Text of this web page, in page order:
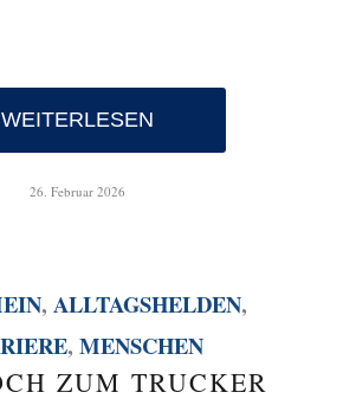
WEITERLESEN
26. Februar 2026
,ALLTAGSHELDEN,
, MENSCHEN
ZUM TRUCKER